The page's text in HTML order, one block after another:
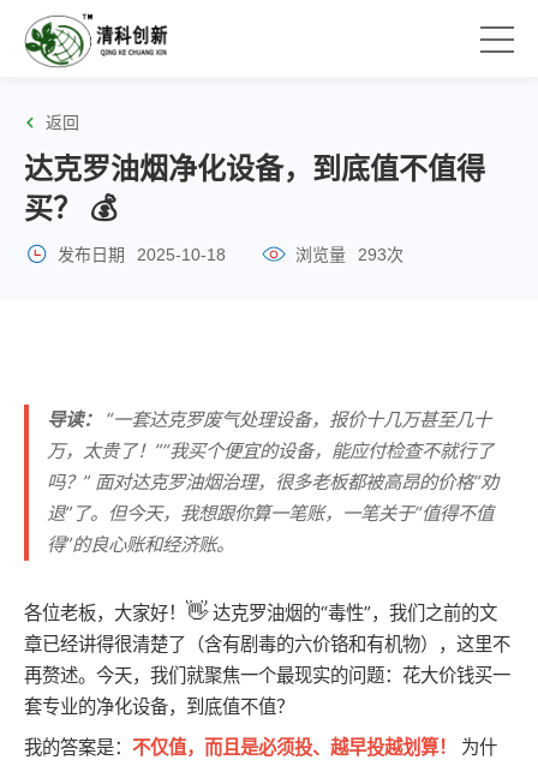
返回
达克罗油烟净化设备，到底值不值得
买？ 💰
发布日期 2025-10-18 浏览量 293次
导读：
“一套达克罗废气处理设备，报价十几万甚至几十
万，太贵了！”“我买个便宜的设备，能应付检查不就行了
吗？” 面对达克罗油烟治理，很多老板都被高昂的价格“劝
退”了。但今天，我想跟你算一笔账，一笔关于“值得不值
得”的良心账和经济账。
各位老板，大家好！ 👋达克罗油烟的“毒性”，我们之前的文
章已经讲得很清楚了（含有剧毒的六价铬和有机物），这里不
再赘述。今天，我们就聚焦一个最现实的问题：花大价钱买一
套专业的净化设备，到底值不值？
我的答案是： 不仅值，而且是必须投、越早投越划算！
为什